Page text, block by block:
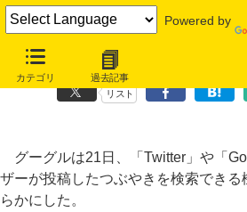
Powered by
カテゴリ 過去記事
Google、過去のつぶやき検索が日本語にも
リスト
グーグルは21日、「Twitter」や「
ザーが投稿したつぶやきを検索できる
らかにした。